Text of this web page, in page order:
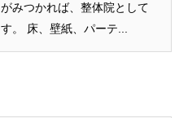
みつかれば、整体院として
。 床、壁紙、パーテ...